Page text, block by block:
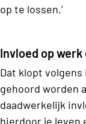
op te lossen.’
Invloed op werk
Dat klopt
gehoord worden
daadwerkelijk
hierdoor je leven